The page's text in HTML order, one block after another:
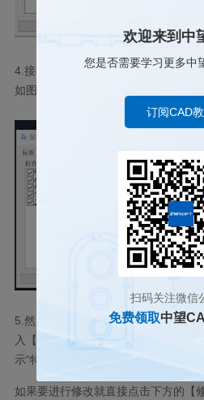
4. 接着点【设置】，进入【 CAD标准
如图所示。
5. 然后回到【配置标准】的窗口点击
入【
CHECKSTANDARDS
示“特性不符合标准
如果要进行修改就直接点击下方的【
欢迎来到中
您是否需要学习更多中
订阅CAD
扫码关注微信
免费领取中望